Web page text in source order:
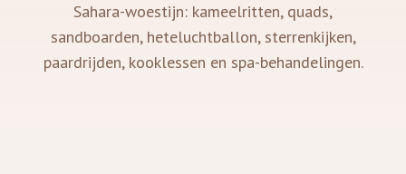
Sahara-woestijn: kameelritten, quads,
sandboarden, heteluchtballon, sterrenkijken,
paardrijden, kooklessen en spa-behandelingen.